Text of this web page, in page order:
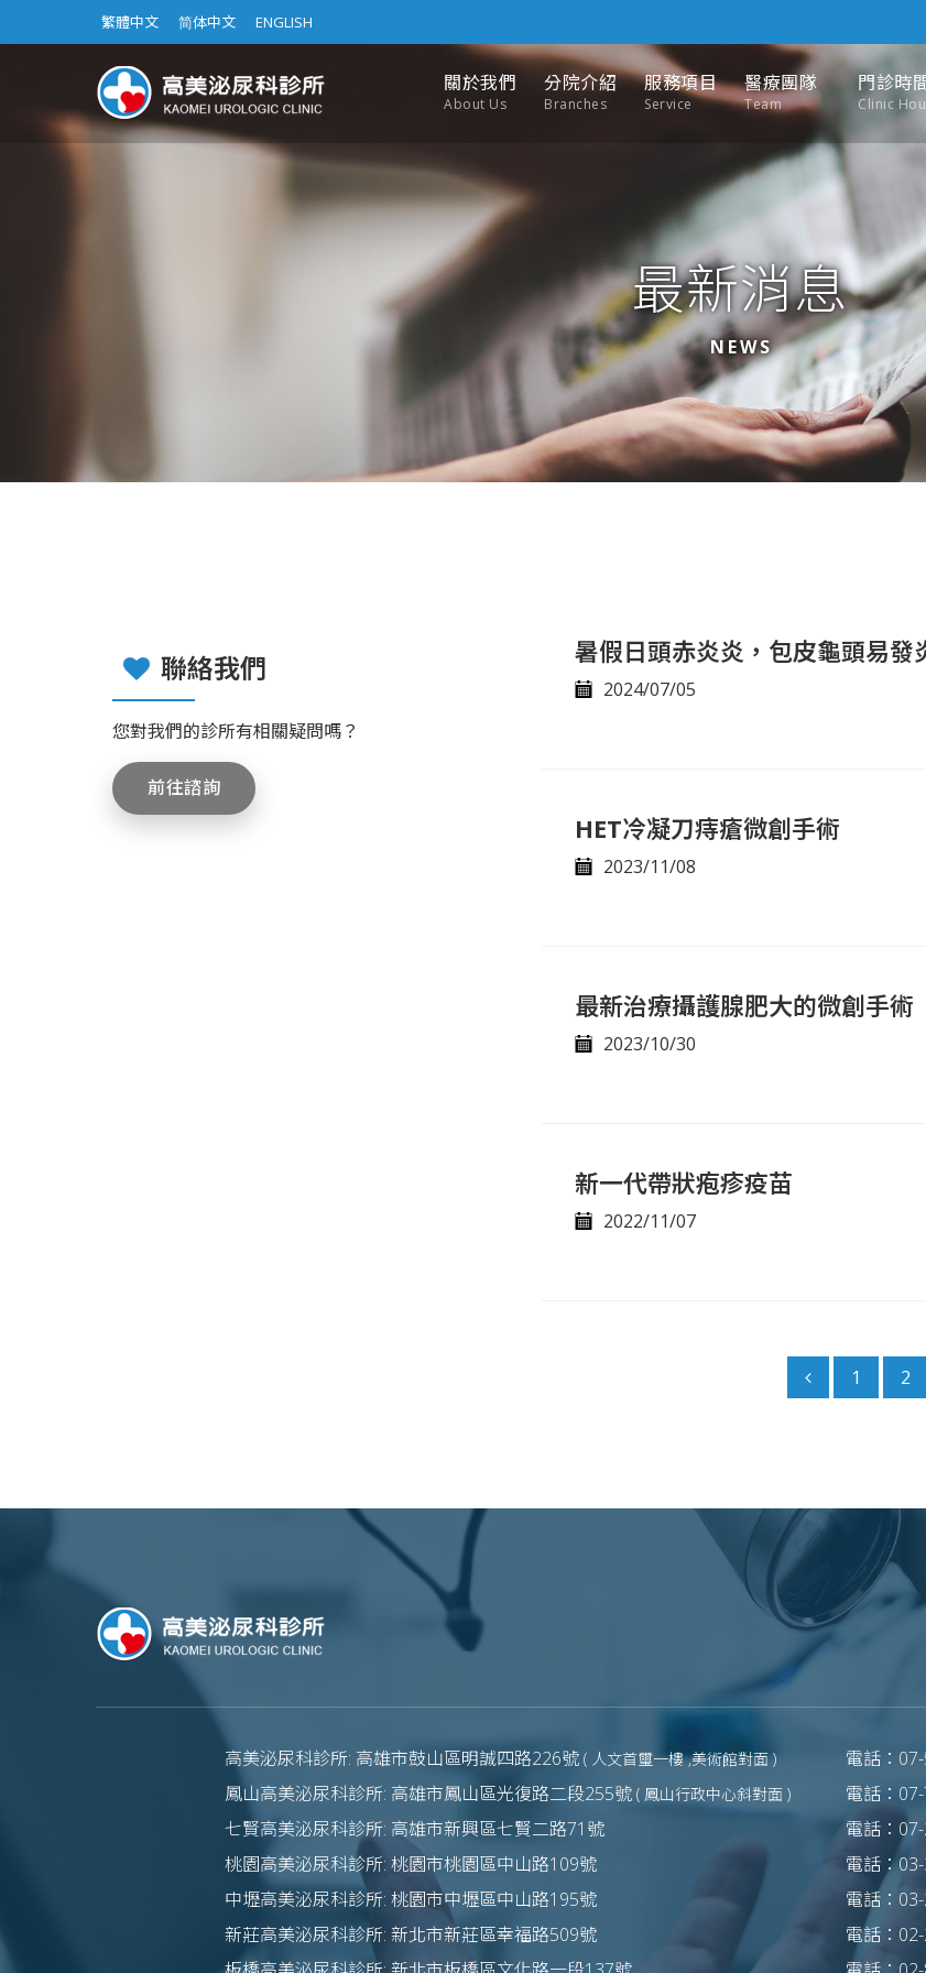
繁體中文 简体中文 ENGLISH
關於我們
About Us
分院介紹
Branches
服務項目
Service
醫療團隊
Team
門診時
Clinic
最新消息
NEWS
暑假日頭赤炎炎，包皮龜頭易發
2024/07/05
HET冷凝刀痔瘡微創手術
2023/11/08
最新治療攝護腺肥大的微創手術
2023/10/30
新一代帶狀疱疹疫苗
2022/11/07
1 2
聯絡我們
您對我們的診所有相關疑問嗎？
前往諮詢
高美泌尿科診所: 高雄市鼓山區明誠四路226號 ( 人文首璽一樓 ,美術館對面 )
電話：
鳳山高美泌尿科診所: 高雄市鳳山區光復路二段255號 ( 鳳山行政中心斜對面 )
電話：
七賢高美泌尿科診所: 高雄市新興區七賢二路71號
電話：
桃園高美泌尿科診所: 桃園市桃園區中山路109號
電話：
中壢高美泌尿科診所: 桃園市中壢區中山路195號
電話：
新莊高美泌尿科診所: 新北市新莊區幸福路509號
電話：